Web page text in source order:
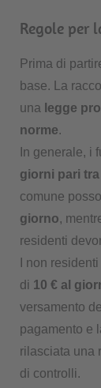
Regole per
Prima di
base. La
una legge
norme.
In generale, i
giorni pari tra
comune
giorno,
residenti
I non
di 10 € al
versamento
pagamento e
rilasciata una
di controlli.